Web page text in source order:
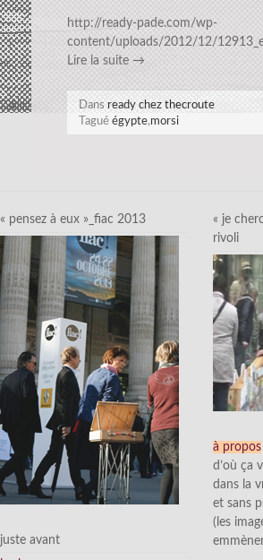
http://ready-pade.com/wp-
content/uploads/2012/12/
Lire la suite →
Dans ready chez thecroute
Tagué égypte,morsi
« pensez à eux »_fiac 2013
juste avant
« je
rivoli
à propos
d’où ça
dans la
et sans
(les